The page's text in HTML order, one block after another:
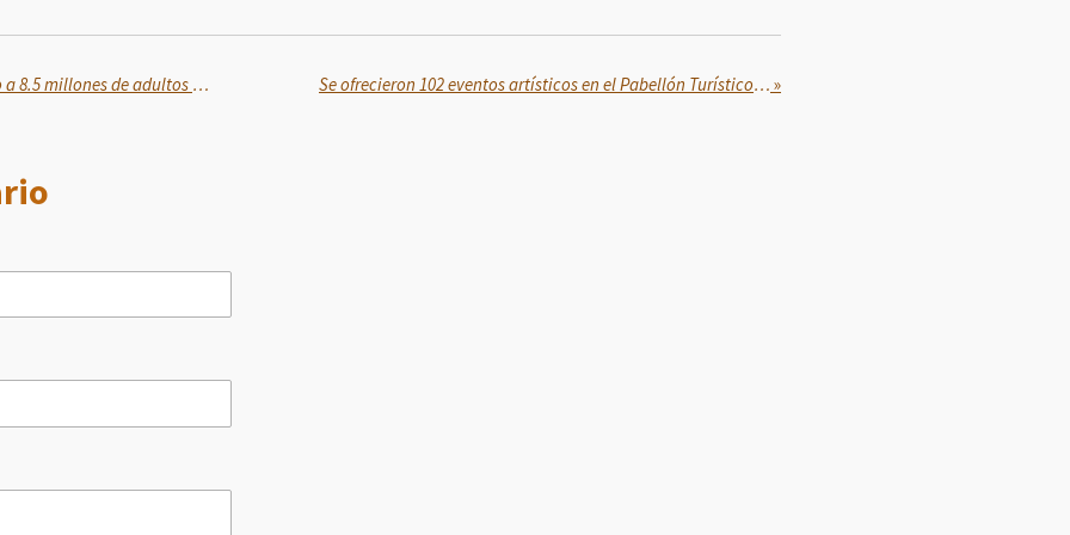
Salud Casa por Casa ha visitado a 8.5 millones de adultos mayores y personas con discapacidad Se ofrecieron 102 eventos artísticos en el Pabellón Turístico de la Feria en Puebla »